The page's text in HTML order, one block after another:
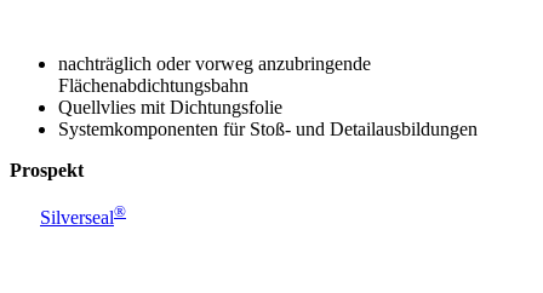
nachträglich oder vorweg anzubringende
Flächenabdichtungsbahn
Quellvlies mit Dichtungsfolie
Systemkomponenten für Stoß- und Detailausbildungen
Prospekt
Silverseal®